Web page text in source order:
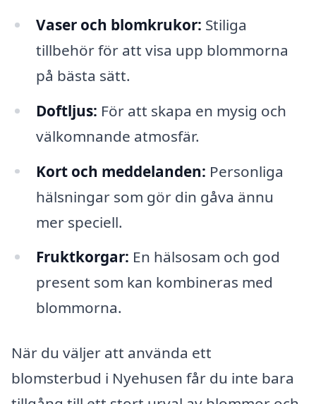
Vaser och blomkrukor: Stiliga
tillbehör för att visa upp blommorna
på bästa sätt.
Doftljus: För att skapa en mysig och
välkomnande atmosfär.
Kort och meddelanden: Personliga
hälsningar som gör din gåva ännu
mer speciell.
Fruktkorgar: En hälsosam och god
present som kan kombineras med
blommorna.
När du väljer att använda ett
blomsterbud i Nyehusen får du inte bara